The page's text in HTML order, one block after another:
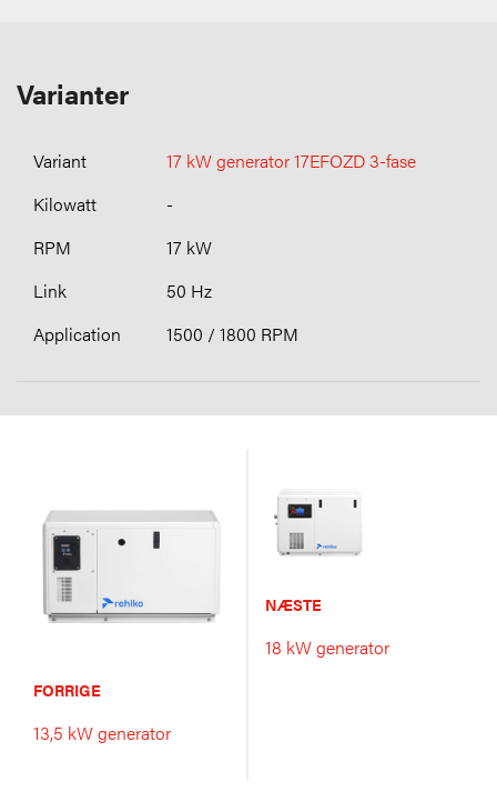
Varianter
17 kW generator 17EFOZD 3-fase
-
17 kW
50 Hz
1500 / 1800 RPM
FORRIGE
13,5 kW generator
NÆSTE
18 kW generator